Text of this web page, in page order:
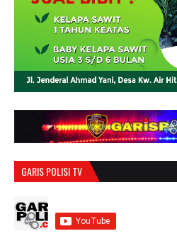
GARIS POLISI TV